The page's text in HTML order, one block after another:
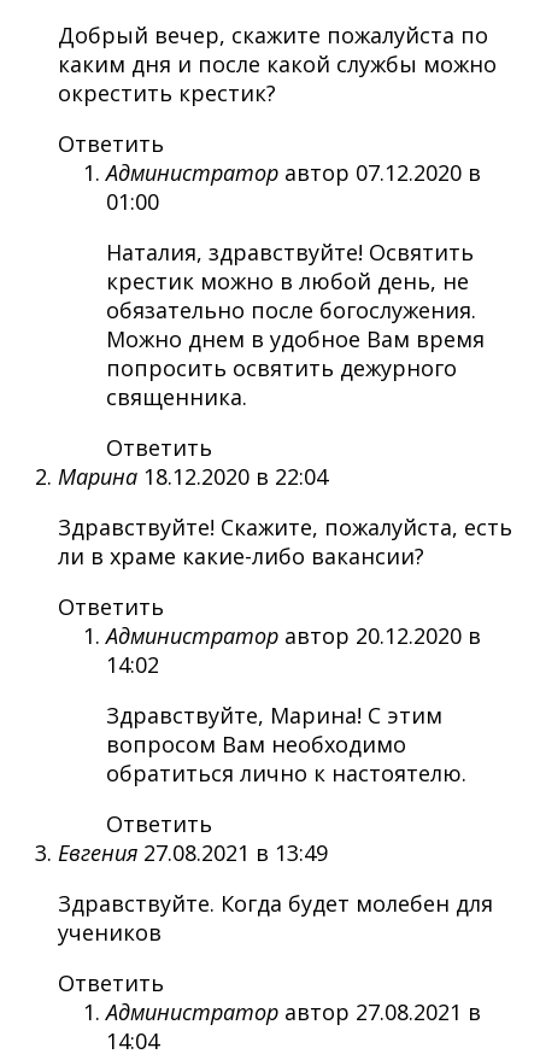
Добрый вечер, скажите пожалуйста по
каким дня и после какой службы можно
окрестить крестик?
Ответить
Администратор автор 07.12.2020 в
01:00
Наталия, здравствуйте! Освятить
крестик можно в любой день, не
обязательно после богослужения.
Можно днем в удобное Вам время
попросить освятить дежурного
священника.
Ответить
Марина 18.12.2020 в 22:04
Здравствуйте! Скажите, пожалуйста, есть
ли в храме какие-либо вакансии?
Ответить
Администратор автор 20.12.2020 в
14:02
Здравствуйте, Марина! С этим
вопросом Вам необходимо
обратиться лично к настоятелю.
Ответить
Евгения 27.08.2021 в 13:49
Здравствуйте. Когда будет молебен для
учеников
Ответить
Администратор автор 27.08.2021 в
14:04